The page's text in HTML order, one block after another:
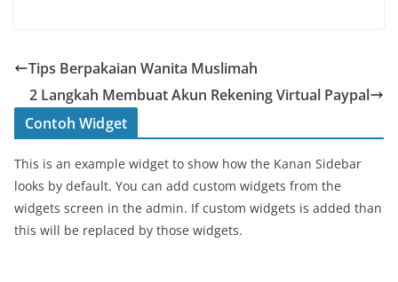
Tips Berpakaian Wanita Muslimah
2 Langkah Membuat Akun Rekening Virtual Paypal
Contoh Widget
This is an example widget to show how the Kanan Sidebar
looks by default. You can add custom widgets from the
widgets screen in the admin. If custom widgets is added than
this will be replaced by those widgets.